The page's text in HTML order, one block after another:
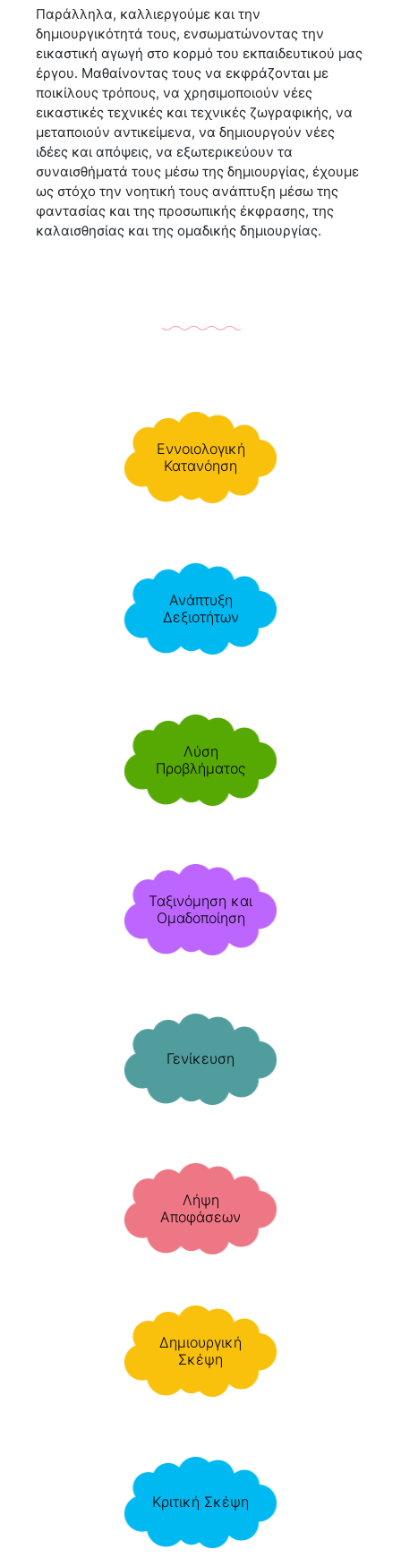
Παράλληλα, καλλιεργούμε και την
δημιουργικότητά τους, ενσωματώνοντας την
εικαστική αγωγή στο κορμό του εκπαιδευτικού μας
έργου. Μαθαίνοντας τους να εκφράζονται με
ποικίλους τρόπους, να χρησιμοποιούν νέες
εικαστικές τεχνικές και τεχνικές ζωγραφικής, να
μεταποιούν αντικείμενα, να δημιουργούν νέες
ιδέες και απόψεις, να εξωτερικεύουν τα
συναισθήματά τους μέσω της δημιουργίας, έχουμε
ως στόχο την νοητική τους ανάπτυξη μέσω της
φαντασίας και της προσωπικής έκφρασης, της
καλαισθησίας και της ομαδικής δημιουργίας.
Εννοιολογική
Κατανόηση
Ανάπτυξη
Δεξιοτήτων
Λύση
Προβλήματος
Ταξινόμηση και
Ομαδοποίηση
Γενίκευση
Λήψη
Αποφάσεων
Δημιουργική
Σκέψη
Κριτική Σκέψη